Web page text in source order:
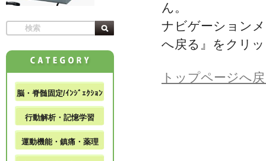
ん。
ナビゲーション
へ戻る』をクリ
トップページへ
脳・脊髄固定/ｲﾝｼﾞｪｸｼｮﾝ
行動解析・記憶学習
運動機能・鎮痛・薬理